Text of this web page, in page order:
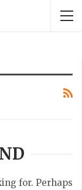
for. Perhaps